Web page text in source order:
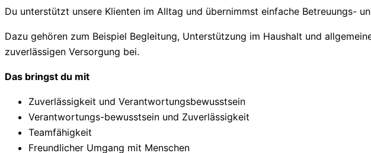
Du unterstützt unsere Klienten im Alltag und übernimmst einfache Betreuungs-
Dazu gehören zum Beispiel Begleitung, Unterstützung im Haushalt und
zuverlässigen Versorgung bei.
Das bringst du mit
Zuverlässigkeit und Verantwortungsbewusstsein
Verantwortungs-bewusstsein und Zuverlässigkeit
Teamfähigkeit
Freundlicher Umgang mit Menschen